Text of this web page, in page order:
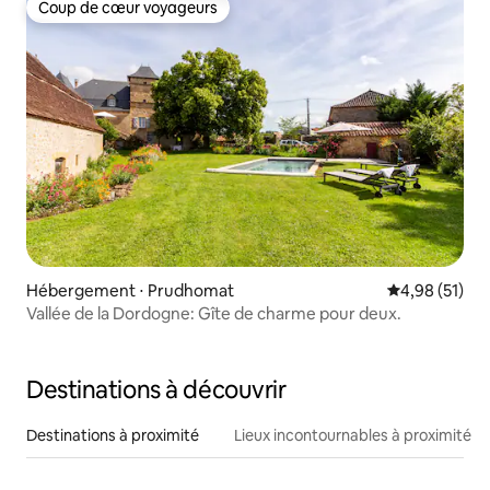
Coup de cœur voyageurs
Coup de cœur voyageurs
Hébergement ⋅ Prudhomat Évaluation
4,98 (51)
Vallée de la Dordogne: Gîte de charme pour deux.
Destinations à découvrir
Destinations à proximité Lieux incontournables à proximité